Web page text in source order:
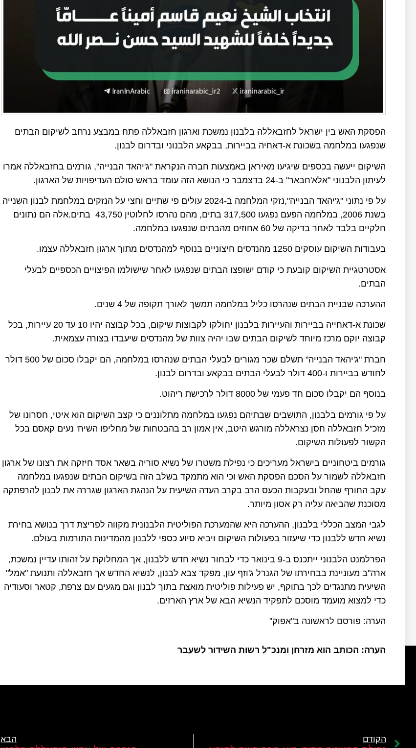
הפסקת האש בין ישראל לחזבאללה בלבנון נמשכת וארגון חזבאללה פתח במבצע נרחב לשיקום הבתים
שנפגעו במלחמה בשכונת א-דאחיה בביירות, בבקאע הלבנוני ובדרום לבנון.
השיקום ייעשה בכספים שיגיעו מאיראן באמצעות חברה הנקראת "ג'יהאד הבנייה", גורמים בחזבאללה אמרו
לעיתון הלבנוני "אלא'חבאר" ב-24 בדצמבר כי הנושא הזה עומד בראש סולם העדיפויות של הארגון.
על פי נתוני "ג'יהאד הבנייה",נזקי המלחמה ב-2024 עולים פי שתיים וחצי על הנזקים במלחמת לבנון השנייה
בשנת 2006, במלחמה הפעם נפגעו 317,500 בתים, מהם נהרסו לחלוטין 43,750 בתים.אלה הם נתונים
חלקיים בלבד לאחר בדיקה של 60 אחוזים מהבתים שנפגעו במלחמה.
בעבודות השיקום עוסקים 1250 מהנדסים חיצוניים בנוסף למהנדסים מתוך ארגון חזבאללה עצמו.
אסטרטגיית השיקום קובעת כי קודם ישופצו הבתים שנפגעו לאחר שישולמו הפיצויים הכספיים לבעלי
הבתים.
ההערכה שבניית הבתים שנהרסו כליל במלחמה תמשך לאורך תקופה של 4 שנים.
שכונת א-דאחייה בביירות והעיירות בלבנון יחולקו לקבוצות שיקום, בכל קבוצה יהיו 10 עד 20 עיירות, בכל
קבוצה יוקם מרכז מיוחד לשיקום הבתים שבו יהיה צוות של מהנדסים שיעבדו בצורה עצמאית.
חברת "ג'יהאד הבנייה" תשלם שכר מגורים לבעלי הבתים שנהרסו במלחמה, הם יקבלו סכום של 500 דולר
לחודש בביירות ו-400 דולר לבעלי הבתים בבקאע ובדרום לבנון.
בנוסף הם יקבלו סכום חד פעמי של 8000 דולר לרכישת ריהוט.
על פי גורמים בלבנון, התושבים שבתיהם נפגעו במלחמה מתלוננים כי קצב השיקום הוא איטי, חסרונו של
מזכ"ל חזבאללה חסן נצראללה מורגש היטב, אין אמון רב בהבטחות של מחליפו השיח' נעים קאסם בכל
הקשור לפעולות השיקום.
גורמים ביטחוניים בישראל מעריכים כי נפילת משטרו של נשיא סוריה בשאר אסד חיזקה את רצונו של ארגון
חזבאללה לשמור על הסכם הפסקת האש וכי הוא מתמקד בשלב הזה בשיקום הבתים שנפגעו במלחמה
עקב החורף שהחל ובעקבות הכעס הרב בקרב העדה השיעית על הנהגת הארגון שגררה את לבנון להרפתקה
מסוכנת שהביאה עליה רק אסון מיותר.
לגבי המצב הכללי בלבנון, ההערכה היא שהמערכת הפוליטית הלבנונית מקווה לפריצת דרך בנושא בחירת
נשיא חדש ללבנון כדי שיעזור בפעולות השיקום ויביא סיוע כספי ללבנון מהמדינות התורמות בעולם.
הפרלמנט הלבנוני ייתכנס ב-9 בינואר כדי לבחור נשיא חדש ללבנון, אך המחלוקת על זהותו עדיין נמשכת,
ארה"ב מעוניינת בבחירתו של הגנרל ג'וזף עון, מפקד צבא לבנון, לנשיא החדש אך חזבאללה ותנועת "אמל"
השיעית מתנגדים לכך בתוקף, יש פעילות פוליטית מואצת בתוך לבנון וגם מגעים עם צרפת, קטאר וסעודיה
כדי למצוא מועמד מוסכם לתפקיד הנשיא הבא של ארץ הארזים.
הערה: פורסם לראשונה ב"אפוק"
הערה: הכותב הוא מזרחן ומנכ"ל רשות השידור לשעבר
הקודם הבא